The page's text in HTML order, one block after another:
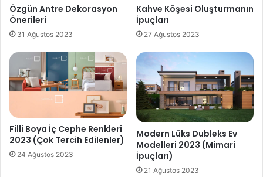
Özgün Antre Dekorasyon
Önerileri
31 Ağustos 2023
Kahve Köşesi Oluşturmanın
İpuçları
27 Ağustos 2023
Filli Boya İç Cephe Renkleri
2023 (Çok Tercih Edilenler)
24 Ağustos 2023
Modern Lüks Dubleks Ev
Modelleri 2023 (Mimari
İpuçları)
21 Ağustos 2023